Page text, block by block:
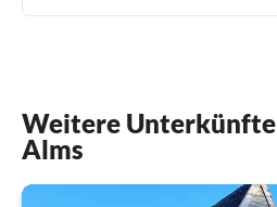
Weitere Unterkünfte
Alms